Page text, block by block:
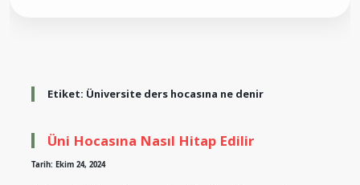
Etiket: Üniversite ders hocasına ne denir
Üni Hocasına Nasıl Hitap Edilir
Tarih: Ekim 24, 2024